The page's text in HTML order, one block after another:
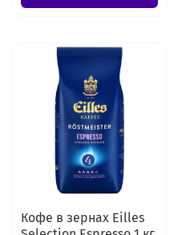
Кофе в зернах Eilles